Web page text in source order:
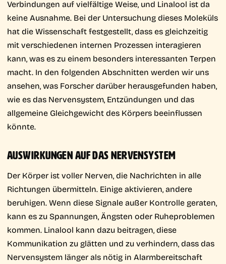
Verbindungen auf vielfältige Weise, und Linalool ist da
keine Ausnahme. Bei der Untersuchung dieses Moleküls
hat die Wissenschaft festgestellt, dass es gleichzeitig
mit verschiedenen internen Prozessen interagieren
kann, was es zu einem besonders interessanten Terpen
macht. In den folgenden Abschnitten werden wir uns
ansehen, was Forscher darüber herausgefunden haben,
wie es das Nervensystem, Entzündungen und das
allgemeine Gleichgewicht des Körpers beeinflussen
könnte.
AUSWIRKUNGEN AUF DAS NERVENSYSTEM
Der Körper ist voller Nerven, die Nachrichten in alle
Richtungen übermitteln. Einige aktivieren, andere
beruhigen. Wenn diese Signale außer Kontrolle geraten,
kann es zu Spannungen, Ängsten oder Ruheproblemen
kommen. Linalool kann dazu beitragen, diese
Kommunikation zu glätten und zu verhindern, dass das
Nervensystem länger als nötig in Alarmbereitschaft